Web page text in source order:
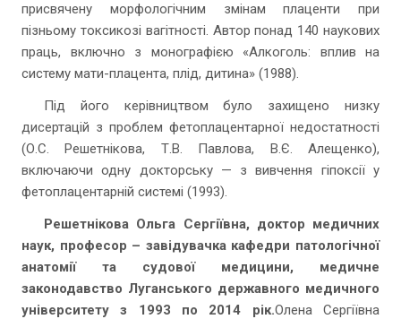
присвячену морфологічним змінам плаценти при
пізньому токсикозі вагітності. Автор понад 140 наукових
праць, включно з монографією «Алкоголь: вплив на
систему мати-плацента, плід, дитина» (1988).
Під його керівництвом було захищено низку
дисертацій з проблем фетоплацентарної недостатності
(О.С. Решетнікова, Т.В. Павлова, В.Є. Алещенко),
включаючи одну докторську — з вивчення гіпоксії у
фетоплацентарній системі (1993).
Решетнікова Ольга Сергіївна, доктор медичних
наук, професор – завідувачка кафедри патологічної
анатомії та судової медицини, медичне
законодавство Луганського державного медичного
університету з 1993 по 2014 рік.Олена Сергіївна